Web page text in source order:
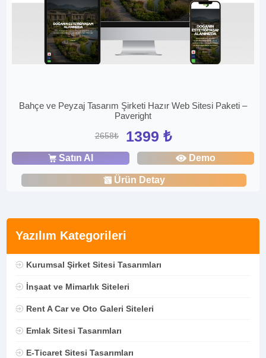
Yazılım Kategorileri
Kurumsal Şirket Sitesi Tasarımları
İnşaat ve Mimarlık Siteleri
Rent A Car ve Oto Galeri Siteleri
Emlak Sitesi Tasarımları
E-Ticaret Sitesi Tasarımları
Bahçe ve Peyzaj Tasarım Şirketi Hazır Web Sitesi Paketi –
Paveright
2658₺ 1399 ₺
Satın Al Demo
Ürün Detay